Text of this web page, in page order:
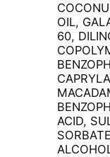
OIL,
60,
ACID,